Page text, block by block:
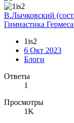
В.Лычковский
Гимнастика
1is2
6 Окт 2023
Блоги
Ответы
1
Просмотры
1K